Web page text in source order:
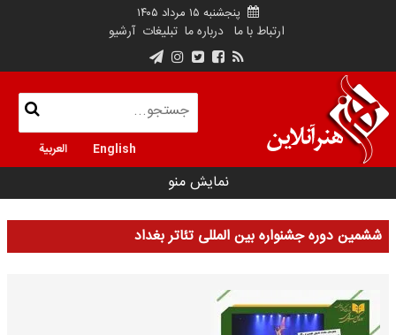
پنجشنبه ۱۵ مرداد ۱۴۰۵
ارتباط با ما درباره ما تبلیغات آرشیو
English العربية
نمایش منو
ششمین دوره جشنواره بین المللی تئاتر بغداد